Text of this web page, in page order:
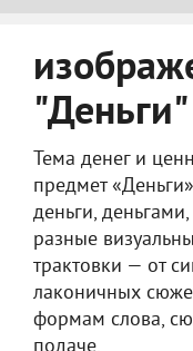
Тема денег и
предмет
деньги,
разные
трактовки — от
лаконичных
формам слова,